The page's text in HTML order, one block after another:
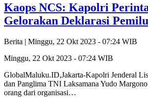
Kaops NCS: Kapolri
Gelorakan Deklarasi
Berita | Minggu, 22 Okt 2023 - 07:24 WIB
Minggu, 22 Okt 2023 - 07:24 WIB
GlobalMaluku.ID,Jakarta-Kapolri Jenderal
dan Panglima TNI Laksamana Yudo
orang dari organisasi…